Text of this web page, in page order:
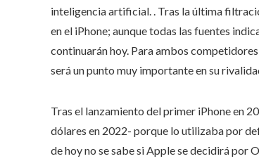
inteligencia artificial. . Tras la última
en el iPhone; aunque todas las fuentes
continuarán hoy. Para ambos
será un punto muy importante en su
Tras el lanzamiento del primer iPhone en
dólares en 2022- porque lo utilizaba por
de hoy no se sabe si Apple se decidirá por